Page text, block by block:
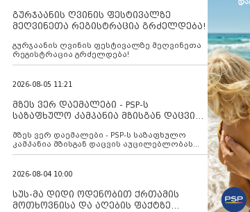
გურჯაანის ღვინის ფესტივალზე
მეღვინეთა რეგისტრაცია გრძელდება!
გურჯაანის ღვინის ფესტივალზე მეღვინეთა
რეგისტრაცია გრძელდება!
2026-08-05 11:21
მზეს ვერ დაემალები - PSP-ს
საზაფხულო კამპანია მზისგან დაცვის
მზეს ვერ დაემალები - PSP-ს საზაფხულო
კამპანია მზისგან დაცვის აუცილებლობას
გვახსენებს
2026-08-04 10:00
სუს-მა დიდი ოდენობით ქრთამის
მოთხოვნისა და აღების ფაქტზე